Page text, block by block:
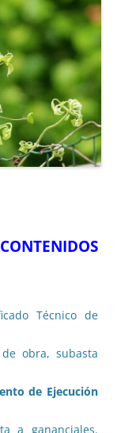
Técnico de
obra, subasta
de Ejecución
a gananciales.